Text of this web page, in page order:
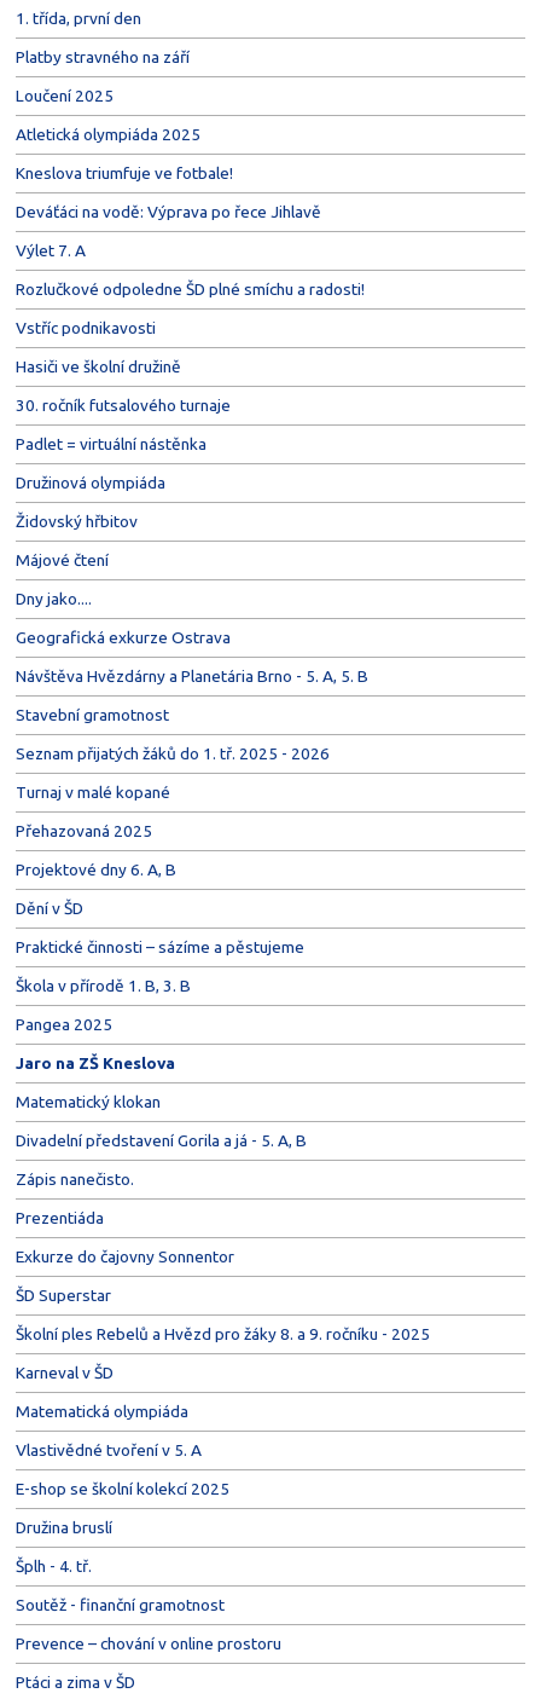
1. třída, první den
Platby stravného na září
Loučení 2025
Atletická olympiáda 2025
Kneslova triumfuje ve fotbale!
Deváťáci na vodě: Výprava po řece Jihlavě
Výlet 7. A
Rozlučkové odpoledne ŠD plné smíchu a radosti!
Vstříc podnikavosti
Hasiči ve školní družině
30. ročník futsalového turnaje
Padlet = virtuální nástěnka
Družinová olympiáda
Židovský hřbitov
Májové čtení
Dny jako....
Geografická exkurze Ostrava
Návštěva Hvězdárny a Planetária Brno - 5. A, 5. B
Stavební gramotnost
Seznam přijatých žáků do 1. tř. 2025 - 2026
Turnaj v malé kopané
Přehazovaná 2025
Projektové dny 6. A, B
Dění v ŠD
Praktické činnosti – sázíme a pěstujeme
Škola v přírodě 1. B, 3. B
Pangea 2025
Jaro na ZŠ Kneslova
Matematický klokan
Divadelní představení Gorila a já - 5. A, B
Zápis nanečisto.
Prezentiáda
Exkurze do čajovny Sonnentor
ŠD Superstar
Školní ples Rebelů a Hvězd pro žáky 8. a 9. ročníku - 2025
Karneval v ŠD
Matematická olympiáda
Vlastivědné tvoření v 5. A
E-shop se školní kolekcí 2025
Družina bruslí
Šplh - 4. tř.
Soutěž - finanční gramotnost
Prevence – chování v online prostoru
Ptáci a zima v ŠD